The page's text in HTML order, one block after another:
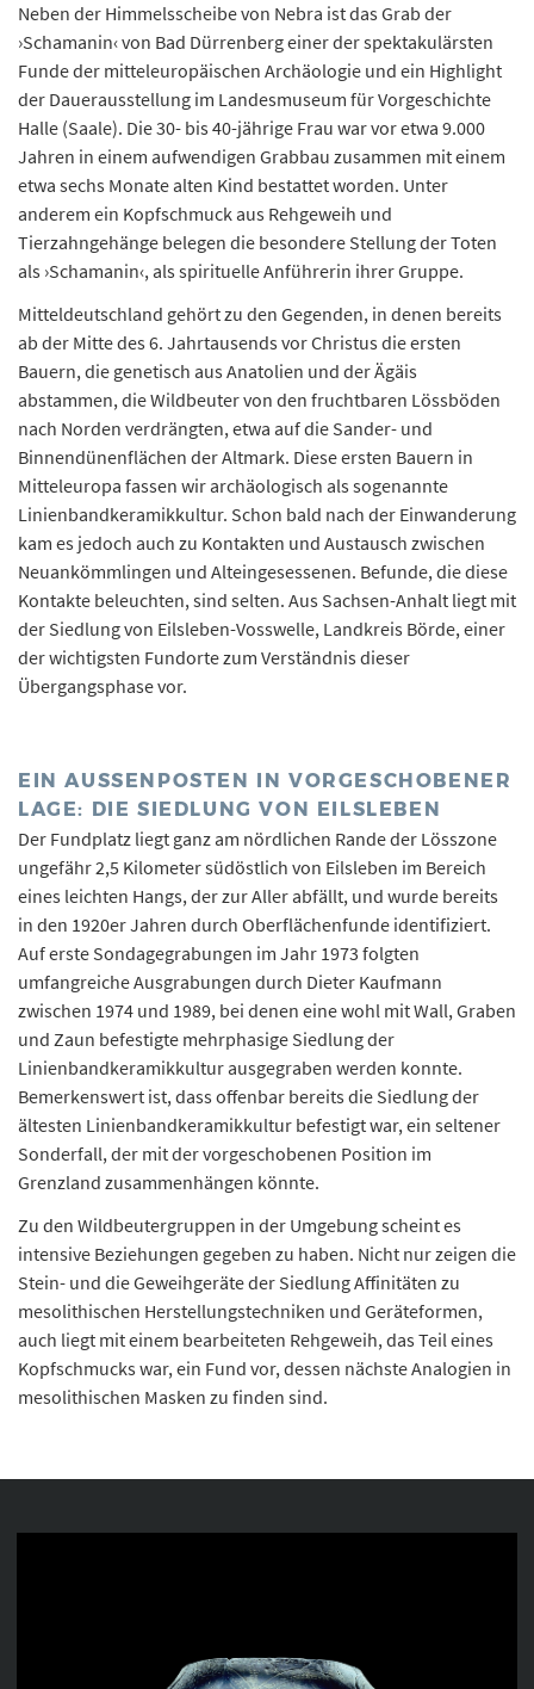
Neben der Himmelsscheibe von Nebra ist das Grab der
›Schamanin‹ von Bad Dürrenberg einer der spektakulärsten
Funde der mitteleuropäischen Archäologie und ein Highlight
der Dauerausstellung im Landesmuseum für Vorgeschichte
Halle (Saale). Die 30- bis 40-jährige Frau war vor etwa 9.000
Jahren in einem aufwendigen Grabbau zusammen mit einem
etwa sechs Monate alten Kind bestattet worden. Unter
anderem ein Kopfschmuck aus Rehgeweih und
Tierzahngehänge belegen die besondere Stellung der Toten
als ›Schamanin‹, als spirituelle Anführerin ihrer Gruppe.
Mitteldeutschland gehört zu den Gegenden, in denen bereits
ab der Mitte des 6. Jahrtausends vor Christus die ersten
Bauern, die genetisch aus Anatolien und der Ägäis
abstammen, die Wildbeuter von den fruchtbaren Lössböden
nach Norden verdrängten, etwa auf die Sander- und
Binnendünenflächen der Altmark. Diese ersten Bauern in
Mitteleuropa fassen wir archäologisch als sogenannte
Linienbandkeramikkultur. Schon bald nach der Einwanderung
kam es jedoch auch zu Kontakten und Austausch zwischen
Neuankömmlingen und Alteingesessenen. Befunde, die diese
Kontakte beleuchten, sind selten. Aus Sachsen-Anhalt liegt mit
der Siedlung von Eilsleben-Vosswelle, Landkreis Börde, einer
der wichtigsten Fundorte zum Verständnis dieser
Übergangsphase vor.
EIN AUSSENPOSTEN IN VORGESCHOBENER L
AGE: DIE SIEDLUNG VON EILSLEBEN
Der Fundplatz liegt ganz am nördlichen Rande der Lösszone
ungefähr 2,5 Kilometer südöstlich von Eilsleben im Bereich
eines leichten Hangs, der zur Aller abfällt, und wurde bereits
in den 1920er Jahren durch Oberflächenfunde identifiziert.
Auf erste Sondagegrabungen im Jahr 1973 folgten
umfangreiche Ausgrabungen durch Dieter Kaufmann
zwischen 1974 und 1989, bei denen eine wohl mit Wall, Graben
und Zaun befestigte mehrphasige Siedlung der
Linienbandkeramikkultur ausgegraben werden konnte.
Bemerkenswert ist, dass offenbar bereits die Siedlung der
ältesten Linienbandkeramikkultur befestigt war, ein seltener
Sonderfall, der mit der vorgeschobenen Position im
Grenzland zusammenhängen könnte.
Zu den Wildbeutergruppen in der Umgebung scheint es
intensive Beziehungen gegeben zu haben. Nicht nur zeigen die
Stein- und die Geweihgeräte der Siedlung Affinitäten zu
mesolithischen Herstellungstechniken und Geräteformen,
auch liegt mit einem bearbeiteten Rehgeweih, das Teil eines
Kopfschmucks war, ein Fund vor, dessen nächste Analogien in
mesolithischen Masken zu finden sind.